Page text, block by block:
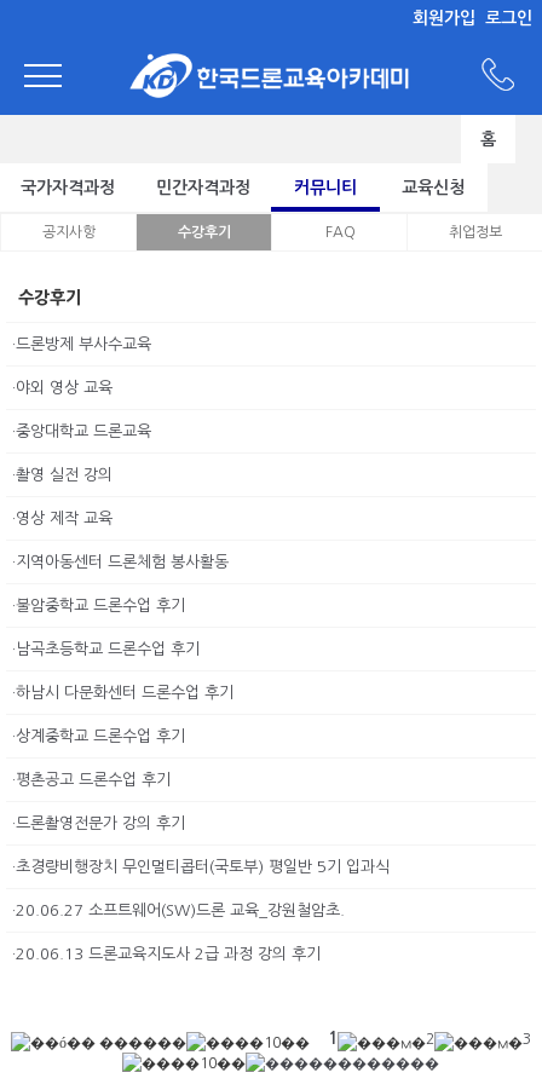
회원가입 로그인
홈
국가자격과정 민간자격과정 커뮤니티 교육신청
공지사항 수강후기 FAQ 취업정보
수강후기
·드론방제 부사수교육
·야외 영상 교육
·중앙대학교 드론교육
·촬영 실전 강의
·영상 제작 교육
·지역아동센터 드론체험 봉사활동
·불암중학교 드론수업 후기
·남곡초등학교 드론수업 후기
·하남시 다문화센터 드론수업 후기
·상계중학교 드론수업 후기
·평촌공고 드론수업 후기
·드론촬영전문가 강의 후기
·초경량비행장치 무인멀티콥터(국토부) 평일반 5기 입과식
·20.06.27 소프트웨어(SW)드론 교육_강원철암초.
·20.06.13 드론교육지도사 2급 과정 강의 후기
1 2 3